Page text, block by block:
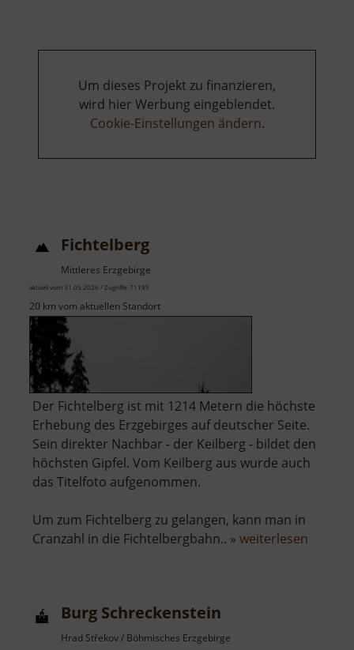
Um dieses Projekt zu finanzieren,
wird hier Werbung eingeblendet.
Cookie-Einstellungen ändern.
Fichtelberg
Mittleres Erzgebirge
aktuell vom 31.05.2026 / Zugriffe: 71199
20 km vom aktuellen Standort
Der Fichtelberg ist mit 1214 Metern die höchste
Erhebung des Erzgebirges auf deutscher Seite.
Sein direkter Nachbar - der Keilberg - bildet den
höchsten Gipfel. Vom Keilberg aus wurde auch
das Titelfoto aufgenommen.
Um zum Fichtelberg zu gelangen, kann man in
Cranzahl in die Fichtelbergbahn.. » weiterlesen
Burg Schreckenstein
Hrad Střekov / Böhmisches Erzgebirge